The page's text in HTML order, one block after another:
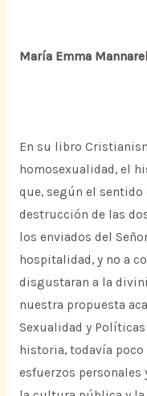
María Emma
En su libro
homosexualidad, el
que, según el
destrucción de las
los enviados del
hospitalidad, y no a
disgustaran a la
nuestra propuesta
Sexualidad y
historia, todavía
esfuerzos